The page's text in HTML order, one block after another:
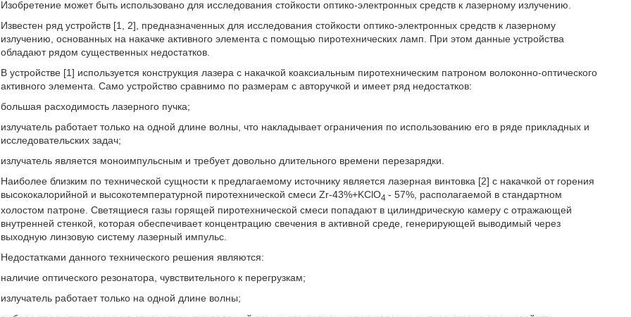
Изобретение может быть использовано для исследования стойкости оптико-электронных средств к лазерному излучению.
Известен ряд устройств [1, 2], предназначенных для исследования стойкости оптико-электронных средств к лазерному
излучению, основанных на накачке активного элемента с помощью пиротехнических ламп. При этом данные устройства
обладают рядом существенных недостатков.
В устройстве [1] используется конструкция лазера с накачкой коаксиальным пиротехническим патроном волоконно-оптического
активного элемента. Само устройство сравнимо по размерам с авторучкой и имеет ряд недостатков:
большая расходимость лазерного пучка;
излучатель работает только на одной длине волны, что накладывает ограничения по использованию его в ряде прикладных и
исследовательских задач;
излучатель является моноимпульсным и требует довольно длительного времени перезарядки.
Наиболее близким по технической сущности к предлагаемому источнику является лазерная винтовка [2] с накачкой от горения
высококалорийной и высокотемпературной пиротехнической смеси Zr-43%+KClO4- 57%, располагаемой в стандартном
холостом патроне. Светящиеся газы горящей пиротехнической смеси попадают в цилиндрическую камеру с отражающей
внутренней стенкой, которая обеспечивает концентрацию свечения в активной среде, генерирующей выводимый через
выходную линзовую систему лазерный импульс.
Недостатками данного технического решения являются:
наличие оптического резонатора, чувствительного к перегрузкам;
излучатель работает только на одной длине волны;